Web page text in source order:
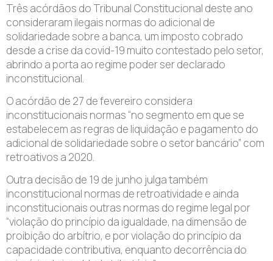
Três acórdãos do Tribunal Constitucional deste ano
consideraram ilegais normas do adicional de
solidariedade sobre a banca, um imposto cobrado
desde a crise da covid-19 muito contestado pelo setor,
abrindo a porta ao regime poder ser declarado
inconstitucional.
O acórdão de 27 de fevereiro considera
inconstitucionais normas “no segmento em que se
estabelecem as regras de liquidação e pagamento do
adicional de solidariedade sobre o setor bancário” com
retroativos a 2020.
Outra decisão de 19 de junho julga também
inconstitucional normas de retroatividade e ainda
inconstitucionais outras normas do regime legal por
“violação do princípio da igualdade, na dimensão de
proibição do arbítrio, e por violação do princípio da
capacidade contributiva, enquanto decorrência do